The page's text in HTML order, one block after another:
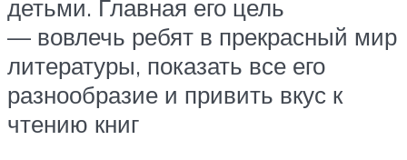
детьми. Главная его цель
— вовлечь ребят в прекрасный мир
литературы, показать все его
разнообразие и привить вкус к
чтению книг